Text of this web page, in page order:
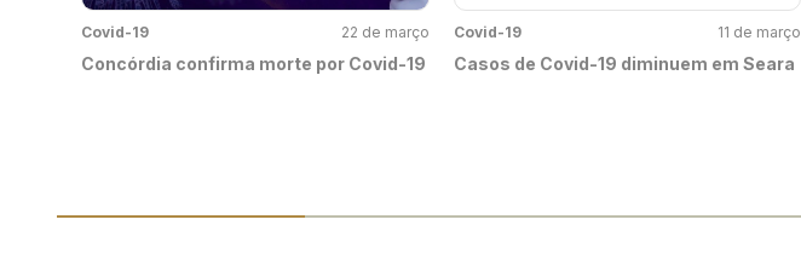
Covid-19 22 de março
Concórdia confirma morte por Covid-19
Covid-19 11 de março
Casos de Covid-19 diminuem em Seara